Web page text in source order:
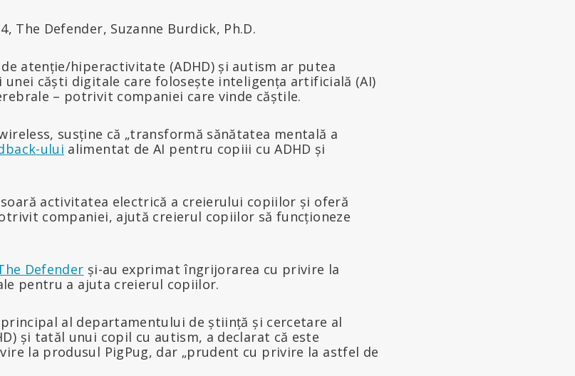
The Defender, Suzanne Burdick, Ph.D.
atenție/hiperactivitate (ADHD) și autism ar putea
căști digitale care folosește inteligența artificială (AI)
– potrivit companiei care vinde căștile.
susține că „transformă sănătatea mentală a
ului alimentat de AI pentru copiii cu ADHD și
activitatea electrică a creierului copiilor și oferă
companiei, ajută creierul copiilor să funcționeze
Defender și-au exprimat îngrijorarea cu privire la
pentru a ajuta creierul copiilor.
al departamentului de știință și cercetare al
și tatăl unui copil cu autism, a declarat că este
la produsul PigPug, dar „prudent cu privire la astfel de